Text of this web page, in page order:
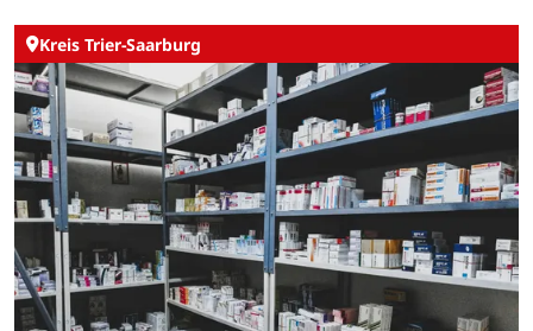
Kreis Trier-Saarburg